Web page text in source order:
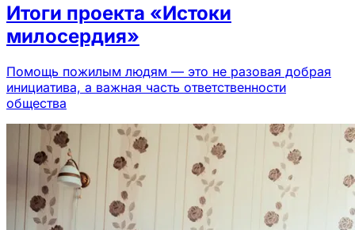
Итоги проекта «Истоки
милосердия»
Помощь пожилым людям — это не разовая добрая
инициатива, а важная часть ответственности
общества